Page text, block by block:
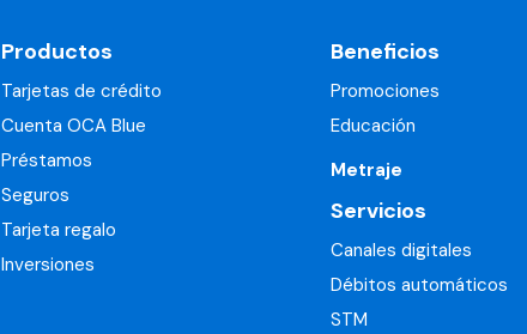
Productos
Tarjetas de crédito
Cuenta OCA Blue
Préstamos
Seguros
Tarjeta regalo
Inversiones
Beneficios
Promociones
Educación
Metraje
Servicios
Canales digitales
Débitos automáticos
STM